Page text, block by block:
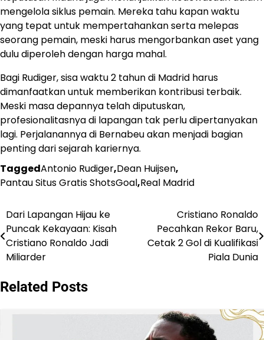
mengelola siklus pemain. Mereka tahu kapan waktu
yang tepat untuk mempertahankan serta melepas
seorang pemain, meski harus mengorbankan aset yang
dulu diperoleh dengan harga mahal.
Bagi Rudiger, sisa waktu 2 tahun di Madrid harus
dimanfaatkan untuk memberikan kontribusi terbaik.
Meski masa depannya telah diputuskan,
profesionalitasnya di lapangan tak perlu dipertanyakan
lagi. Perjalanannya di Bernabeu akan menjadi bagian
penting dari sejarah kariernya.
TaggedAntonio Rudiger,Dean Huijsen,
Pantau Situs Gratis ShotsGoal,Real Madrid
Post
navigation
Dari Lapangan Hijau ke
Puncak Kekayaan: Kisah
Cristiano Ronaldo Jadi
Miliarder
Cristiano Ronaldo
Pecahkan Rekor Baru,
Cetak 2 Gol di Kualifikasi
Piala Dunia
Related Posts